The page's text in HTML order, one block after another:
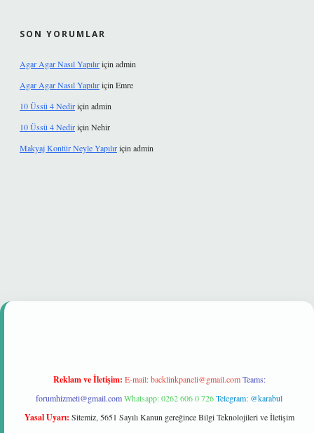
SON YORUMLAR
Agar Agar Nasıl Yapılıriçin admin
Agar Agar Nasıl Yapılıriçin Emre
10 Üssü 4 Nediriçin admin
10 Üssü 4 Nediriçin Nehir
Makyaj Kontür Neyle Yapılıriçin admin
güvenilir mi
Reklam ve İletişim: E-mail:backlinkpaneli@gmail.com Teams:
forumhizmeti@gmail.comWhatsapp: 0262 606 0 726Telegram: @karabul
Yasal Uyarı: Sitemiz, 5651 Sayılı Kanun gereğince Bilgi Teknolojileri ve İletişim